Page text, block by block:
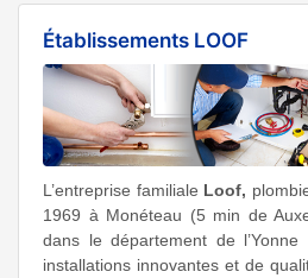
Établissements LOOF
L’entreprise familiale Loof,
1969 à Monéteau (5 min de
dans le département de
installations innovantes et de